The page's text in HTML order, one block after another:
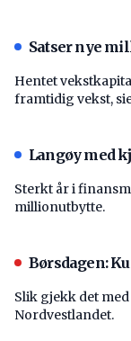
Satser nye
Hentet
framtidig vekst,
Langøy med
Sterkt år i
millionutbytte.
Børsdagen:
Slik gjekk det
Nordvestlandet.